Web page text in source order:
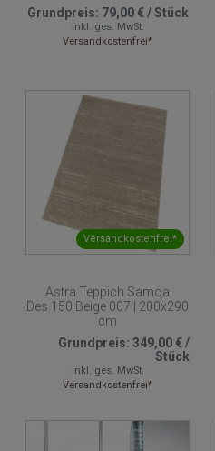
Grundpreis: 79,00 €/Stück
inkl. ges. MwSt.
Versandkostenfrei*
Versandkostenfrei*
Astra Teppich Samoa
Des.150 Beige 007 | 200x290
cm
Grundpreis: 349,00 €/
Stück
inkl. ges. MwSt.
Versandkostenfrei*